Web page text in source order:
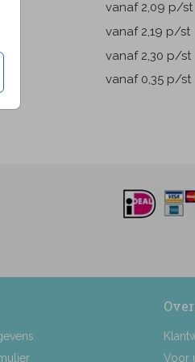
vanaf 2,09 p/st
vanaf 2,19 p/st
vanaf 2,30 p/st
vanaf 0,35 p/st
Voor